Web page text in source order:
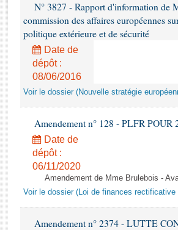
Rapports législatifs
Rapports sur l'application des lois
Baromètre de l’application des lois
Dossiers législatifs
N° 3827 - Rapport d'information de
commission des affaires européennes
politique extérieure et de sécurité
Date de
dépôt :
08/06/2016
Voir le dossier (Nouvelle stratégie
Amendement n° 128 - PLFR POUR
Date de
dépôt :
06/11/2020
Amendement de Mme Brulebois -
Voir le dossier (Loi de finances rectificative
Amendement n° 2374 - LUTTE